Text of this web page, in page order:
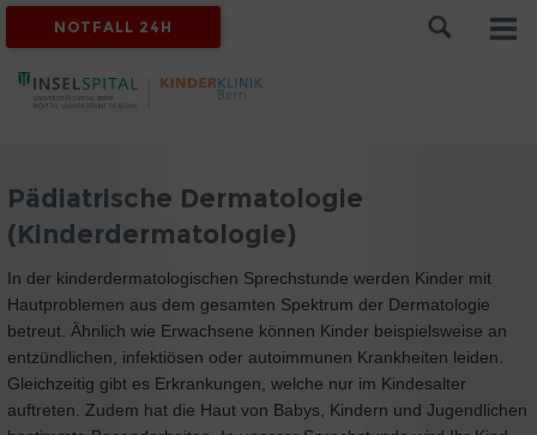
NOTFALL 24H
Pädiatrische Dermatologie
(Kinderdermatologie)
In der kinderdermatologischen Sprechstunde werden Kinder mit
Hautproblemen aus dem gesamten Spektrum der Dermatologie
betreut. Ähnlich wie Erwachsene können Kinder beispielsweise an
entzündlichen, infektiösen oder autoimmunen Krankheiten leiden.
Gleichzeitig gibt es Erkrankungen, welche nur im Kindesalter
auftreten. Zudem hat die Haut von Babys, Kindern und Jugendlichen